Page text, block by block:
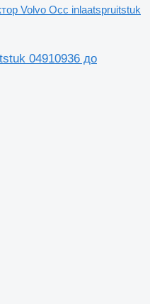
Volvo Occ inlaatspruitstuk
04910936 до